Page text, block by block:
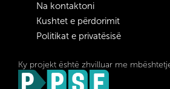
Na kontaktoni
Kushtet e përdorimit
Politikat e privatësisë
Ky projekt është zhvilluar me